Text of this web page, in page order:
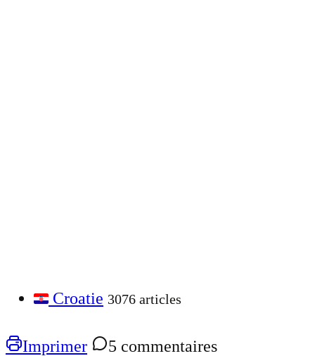
Croatie 3076 articles
Imprimer
5 commentaires